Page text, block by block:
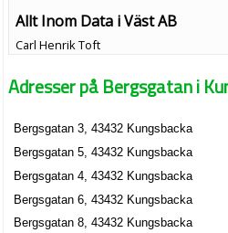
Allt Inom Data i Väst AB
Carl Henrik Toft
Claes Jörgen Samuelsson
031-7334360
Bergsgatan 3, 43432 Kungsbacka
Info.log.se i Mölndal AB
Hans Gustav Kollberg
Adresser på Bergsgatan i
Bergsgatan 3, 43432 Kungsbacka
Bergsgatan 5, 43432 Kungsbacka
Bergsgatan 4, 43432 Kungsbacka
Bergsgatan 6, 43432 Kungsbacka
Bergsgatan 8, 43432 Kungsbacka